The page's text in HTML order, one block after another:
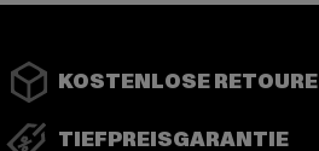
KOSTENLOSE RETOURE
TIEFPREISGARANTIE